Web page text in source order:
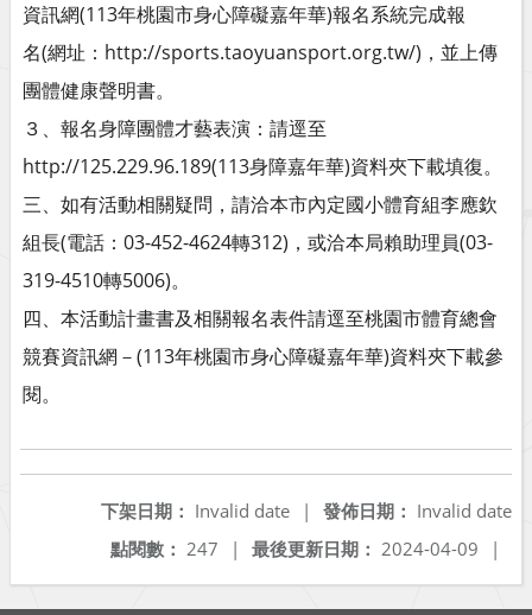
資訊網(113年桃園市身心障礙嘉年華)報名系統完成報
名(網址：http://sports.taoyuansport.org.tw/)，並上傳
團體健康聲明書。
３、報名身障團體才藝表演：請逕至
http://125.229.96.189(113身障嘉年華)資料夾下載填復。
三、如有活動相關疑問，請洽本市內定國小體育組李應欽
組長(電話：03-452-4624轉312)，或洽本局賴助理員(03-
319-4510轉5006)。
四、本活動計畫書及相關報名表件請逕至桃園市體育總會
競賽資訊網－(113年桃園市身心障礙嘉年華)資料夾下載參
閱。
發佈日期： Invalid date
下架日期： Invalid date
|
最後更新日期： 2024-04-09 |
點閱數： 247 |